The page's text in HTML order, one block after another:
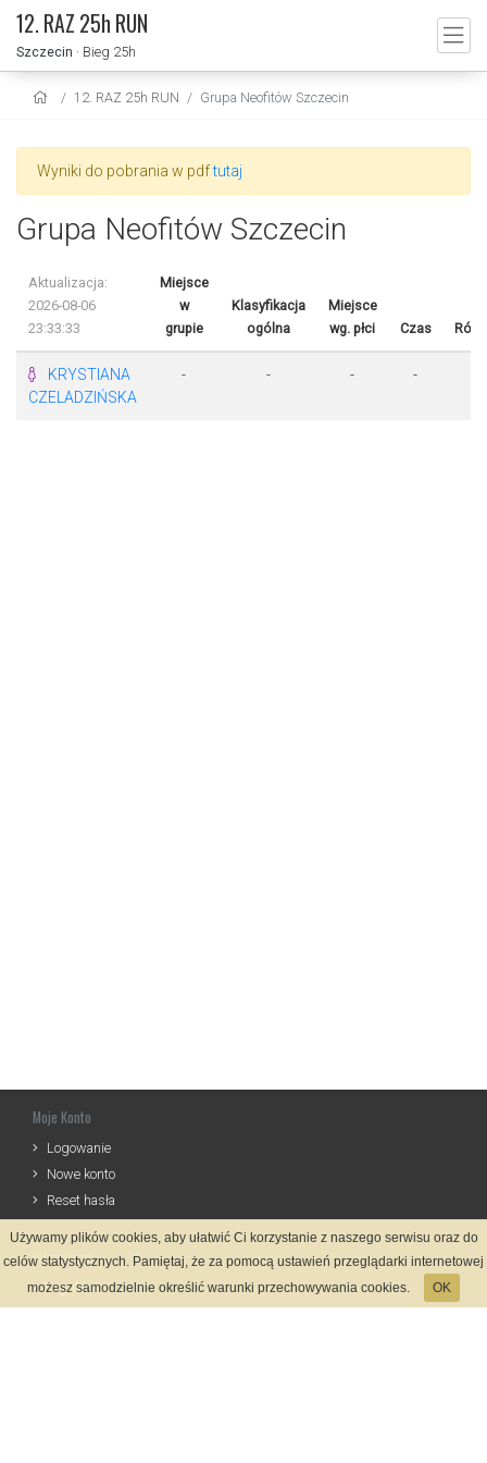
12. RAZ 25h RUN
Szczecin · Bieg 25h
12. RAZ 25h RUN Grupa Neofitów Szczecin
Wyniki do pobrania w pdftutaj
Grupa Neofitów Szczecin
Aktualizacja:
2026-08-06
23:33:33
Miejsce
w
grupie
Klasyfikacja
ogólna
Miejsce
wg. płci
Czas
KRYSTIANA
CZELADZIŃSKA
- - - -
Moje Konto
Logowanie
Nowe konto
Reset hasła
Informacje
Regulamin
Używamy plików cookies, aby ułatwić Ci korzystanie z naszego serwisu oraz do
celów statystycznych. Pamiętaj, że za pomocą ustawień przeglądarki internetowej
możesz samodzielnie określić warunki przechowywania cookies.
OK